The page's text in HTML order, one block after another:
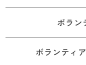
ボラン
ボランティ